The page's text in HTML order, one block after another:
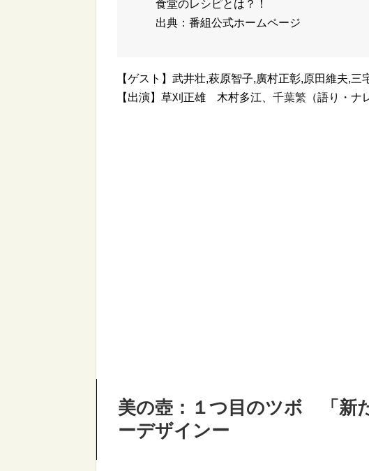
食堂のレシピとは？！
出典：番組公式ホームページ
【ゲスト】武井壮,萩原智子,廣村正彰,原田維夫,
【出演】草刈正雄 木村多江、 千葉繁 （語り・ナ
美の壺：１つ目のツボ 「新
ーデザインー